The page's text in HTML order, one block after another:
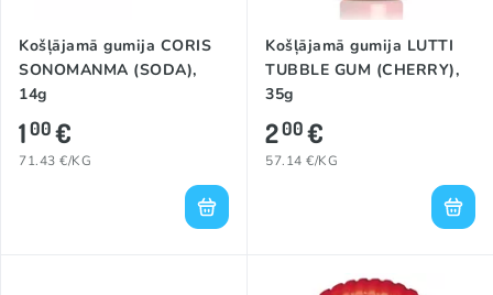
Košļājamā gumija CORIS
SONOMANMA (SODA),
14g
100€
71.43 €/KG
Košļājamā gumija LUTTI
TUBBLE GUM (CHERRY),
35g
200€
57.14 €/KG